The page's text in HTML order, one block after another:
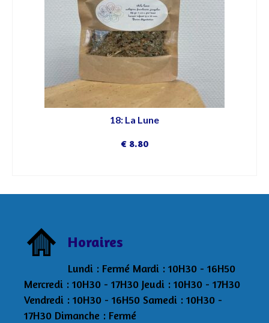
18: La Lune
€8.80
Horaires
Lundi : Fermé Mardi : 10H30 - 16H50
Mercredi : 10H30 - 17H30 Jeudi : 10H30 - 17H30
Vendredi : 10H30 - 16H50 Samedi : 10H30 -
17H30 Dimanche : Fermé